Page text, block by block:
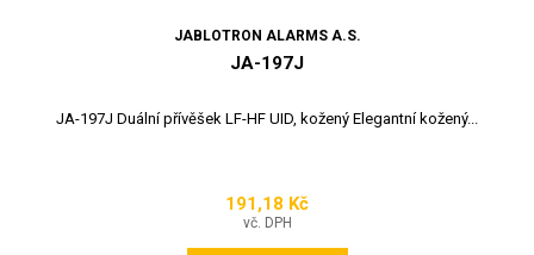
JABLOTRON ALARMS A.S.
JA-197J
JA-197J Duální přívěšek LF-HF UID, kožený Elegantní kožený...
Cena
191,18 Kč
vč. DPH